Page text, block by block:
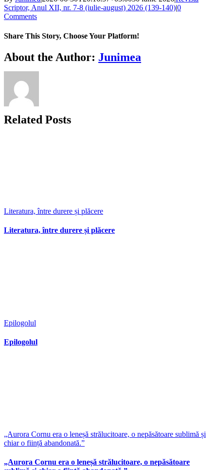
Scriptor, Anul XII, nr. 7-8 (iulie-august) 2026 (139-140)|0
Comments
Share This Story, Choose Your Platform!
Facebook
X
Bluesky
Reddit
LinkedIn
WhatsApp
Telegram
Tumblr
Xing
Email
Copy
Link
About the Author: Junimea
Related Posts
Literatura, între durere și plăcere
Literatura, între durere și plăcere
Epilogolul
Epilogolul
„Aurora Cornu era o leneșă strălucitoare, o nepăsătoare sublimă și
chiar o ființă abandonată.”
„Aurora Cornu era o leneșă strălucitoare, o nepăsătoare